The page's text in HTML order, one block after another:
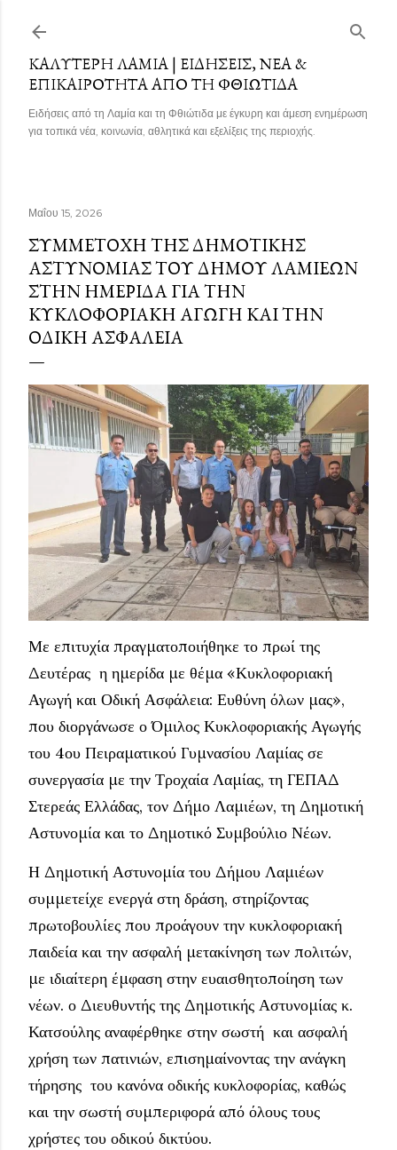
ΚΑΛΎΤΕΡΗ ΛΑΜΊΑ | ΕΙΔΉΣΕΙΣ, ΝΈΑ &
ΕΠΙΚΑΙΡΌΤΗΤΑ ΑΠΌ ΤΗ ΦΘΙΏΤΙΔΑ
Ειδήσεις από τη Λαμία και τη Φθιώτιδα με έγκυρη και άμεση ενημέρωση
για τοπικά νέα, κοινωνία, αθλητικά και εξελίξεις της περιοχής.
Μαΐου 15, 2026
ΣΥΜΜΕΤΟΧΉ ΤΗΣ ΔΗΜΟΤΙΚΉΣ
ΑΣΤΥΝΟΜΊΑΣ ΤΟΥ ΔΉΜΟΥ ΛΑΜΙΈΩΝ
ΣΤΗΝ ΗΜΕΡΊΔΑ ΓΙΑ ΤΗΝ
ΚΥΚΛΟΦΟΡΙΑΚΉ ΑΓΩΓΉ ΚΑΙ ΤΗΝ
ΟΔΙΚΉ ΑΣΦΆΛΕΙΑ
Με επιτυχία πραγματοποιήθηκε το πρωί της
Δευτέρας η ημερίδα με θέμα «Κυκλοφοριακή
Αγωγή και Οδική Ασφάλεια: Ευθύνη όλων μας»,
που διοργάνωσε ο Όμιλος Κυκλοφοριακής Αγωγής
του 4ου Πειραματικού Γυμνασίου Λαμίας σε
συνεργασία με την Τροχαία Λαμίας, τη ΓΕΠΑΔ
Στερεάς Ελλάδας, τον Δήμο Λαμιέων, τη Δημοτική
Αστυνομία και το Δημοτικό Συμβούλιο Νέων.
Η Δημοτική Αστυνομία του Δήμου Λαμιέων
συμμετείχε ενεργά στη δράση, στηρίζοντας
πρωτοβουλίες που προάγουν την κυκλοφοριακή
παιδεία και την ασφαλή μετακίνηση των πολιτών,
με ιδιαίτερη έμφαση στην ευαισθητοποίηση των
νέων. ο Διευθυντής της Δημοτικής Αστυνομίας κ.
Κατσούλης αναφέρθηκε στην σωστή και ασφαλή
χρήση των πατινιών, επισημαίνοντας την ανάγκη
τήρησης του κανόνα οδικής κυκλοφορίας, καθώς
και την σωστή συμπεριφορά από όλους τους
χρήστες του οδικού δικτύου.